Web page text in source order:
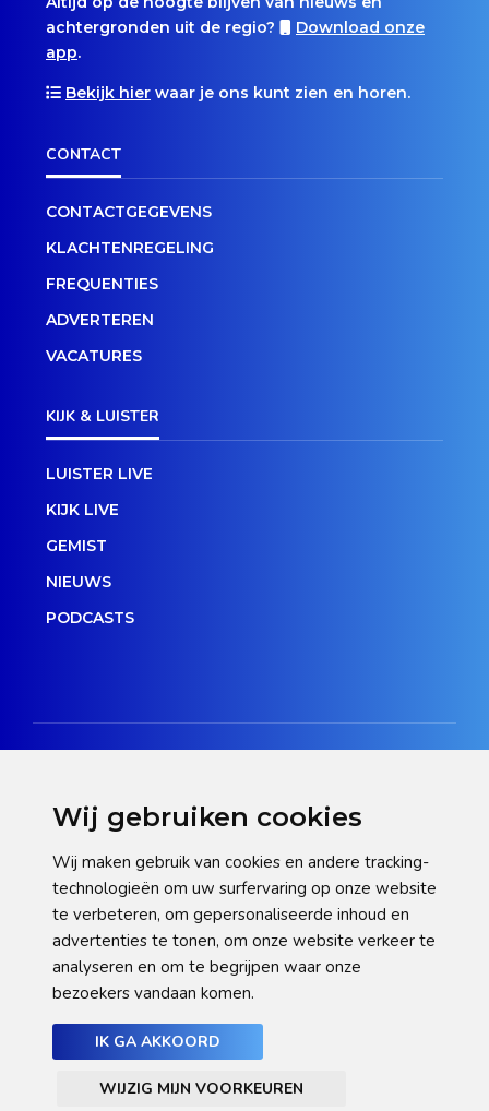
Wij gebruiken cookies
Wij maken gebruik van cookies en andere tracking-
technologieën om uw surfervaring op onze website
te verbeteren, om gepersonaliseerde inhoud en
advertenties te tonen, om onze website verkeer te
analyseren en om te begrijpen waar onze
bezoekers vandaan komen.
IK GA AKKOORD
WIJZIG MIJN VOORKEUREN
achtergronden uit de regio?
Download onze
app.
Bekijk hier waar je ons kunt zien en horen.
CONTACT
CONTACTGEGEVENS
KLACHTENREGELING
FREQUENTIES
ADVERTEREN
VACATURES
KIJK & LUISTER
LUISTER LIVE
KIJK LIVE
GEMIST
NIEUWS
PODCASTS
Privacy verklaring
Cookie statement
Pas hier uw cookie-instellingen aan